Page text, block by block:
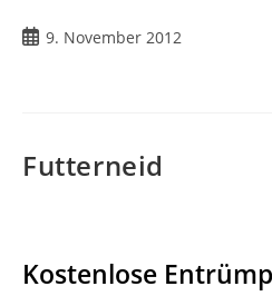
9. November 2012
Futterneid
Kostenlose